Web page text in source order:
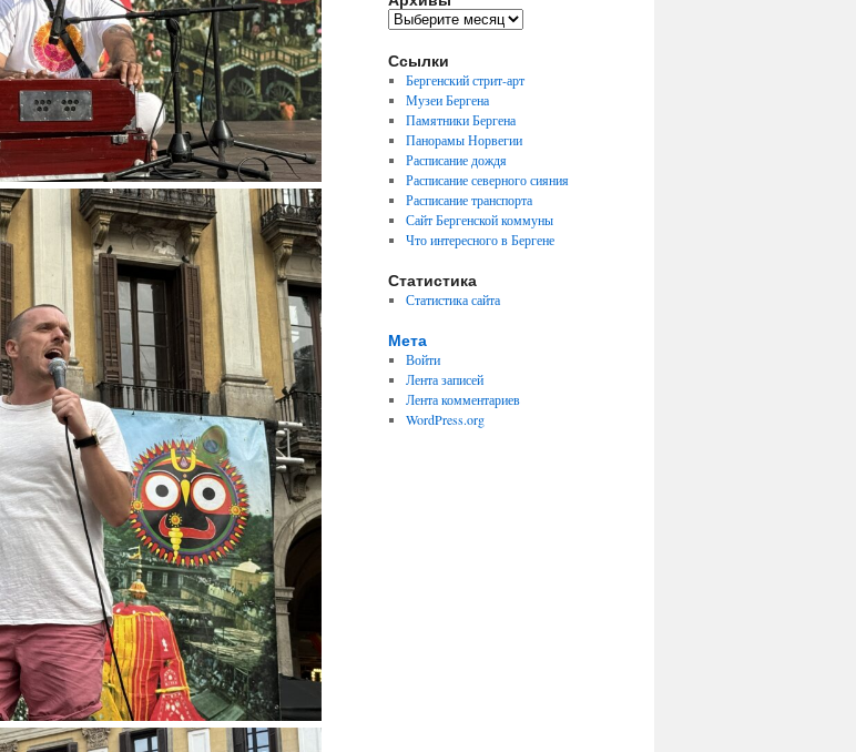
Архивы
Ссылки
Бергенский стрит-арт
Музеи Бергена
Памятники Бергена
Панорамы Норвегии
Расписание дождя
Расписание северного сияния
Расписание транспорта
Сайт Бергенской коммуны
Что интересного в Бергене
Статистика
Статистика сайта
Мета
Войти
Лента записей
Лента комментариев
WordPress.org